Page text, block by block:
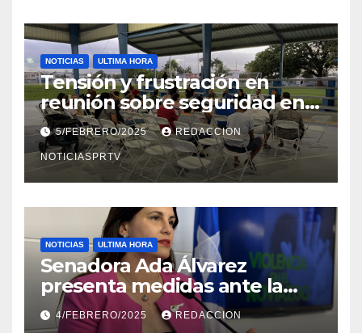
NOTICIAS ULTIMA HORA
Tensión y frustración en
reunión sobre seguridad en
Reparto Metropolitano
5/FEBRERO/2025 REDACCION
NOTICIASPRTV
NOTICIAS ULTIMA HORA
Senadora Ada Álvarez
presenta medidas ante la
violencia en el noviazgo
4/FEBRERO/2025 REDACCION